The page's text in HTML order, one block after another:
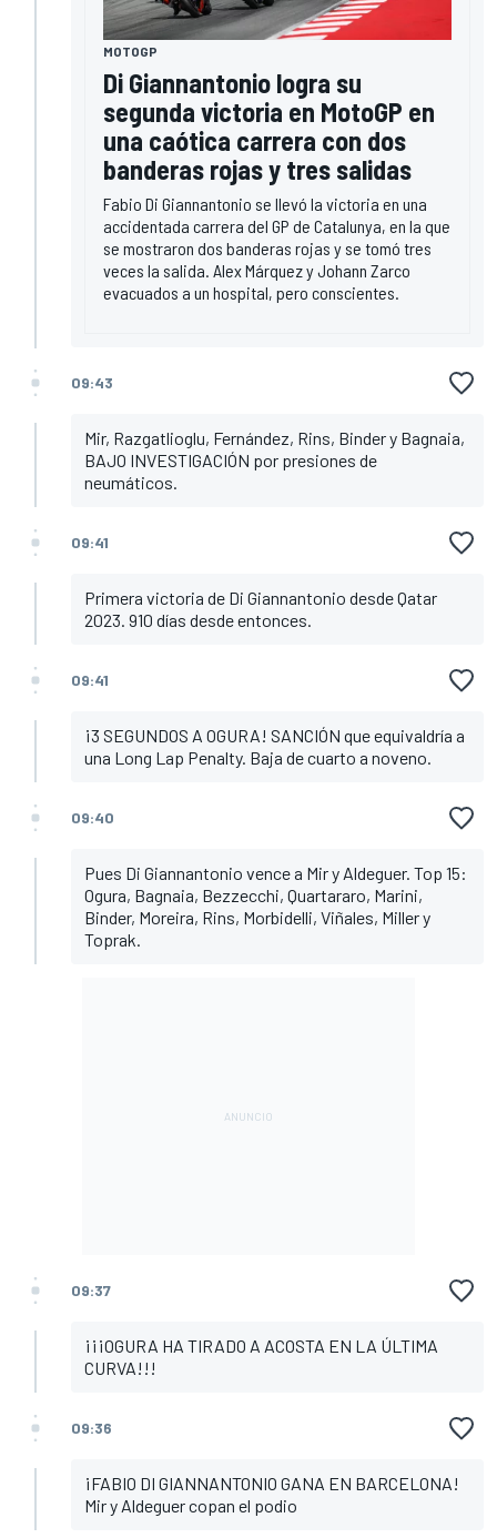
MOTOGP
Di Giannantonio logra su
segunda victoria en MotoGP en
una caótica carrera con dos
banderas rojas y tres salidas
Fabio Di Giannantonio se llevó la victoria en una
accidentada carrera del GP de Catalunya, en la que
se mostraron dos banderas rojas y se tomó tres
veces la salida. Alex Márquez y Johann Zarco
evacuados a un hospital, pero conscientes.
09:43
Mir, Razgatlioglu, Fernández, Rins, Binder y Bagnaia,
BAJO INVESTIGACIÓN por presiones de
neumáticos.
09:41
Primera victoria de Di Giannantonio desde Qatar
2023. 910 días desde entonces.
09:41
¡3 SEGUNDOS A OGURA! SANCIÓN que equivaldría a
una Long Lap Penalty. Baja de cuarto a noveno.
09:40
Pues Di Giannantonio vence a Mir y Aldeguer. Top 15:
Ogura, Bagnaia, Bezzecchi, Quartararo, Marini,
Binder, Moreira, Rins, Morbidelli, Viñales, Miller y
Toprak.
09:37
¡¡¡OGURA HA TIRADO A ACOSTA EN LA ÚLTIMA
CURVA!!!
09:36
¡FABIO DI GIANNANTONIO GANA EN BARCELONA!
Mir y Aldeguer copan el podio